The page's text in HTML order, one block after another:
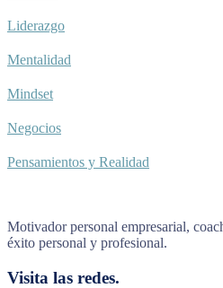
Liderazgo
Mentalidad
Mindset
Negocios
Pensamientos y Realidad
Motivador personal empresarial,
éxito personal y profesional.
Visita las redes.